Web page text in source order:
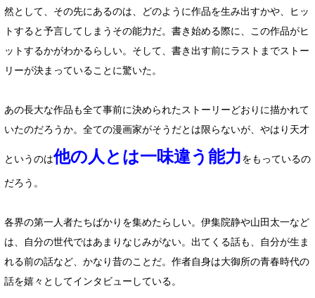
然として、その先にあるのは、どのように作品を生み出すかや、ヒッ
トすると予言してしまうその能力だ。書き始める際に、この作品がヒ
ットするかがわかるらしい。そして、書き出す前にラストまでストー
リーが決まっていることに驚いた。
あの長大な作品も全て事前に決められたストーリーどおりに描かれて
いたのだろうか。全ての漫画家がそうだとは限らないが、やはり天才
というのは他の人とは一味違う能力 をもっているの
だろう。
各界の第一人者たちばかりを集めたらしい。伊集院静や山田太一など
は、自分の世代ではあまりなじみがない。出てくる話も、自分が生ま
れる前の話など、かなり昔のことだ。作者自身は大御所の青春時代の
話を嬉々としてインタビューしている。